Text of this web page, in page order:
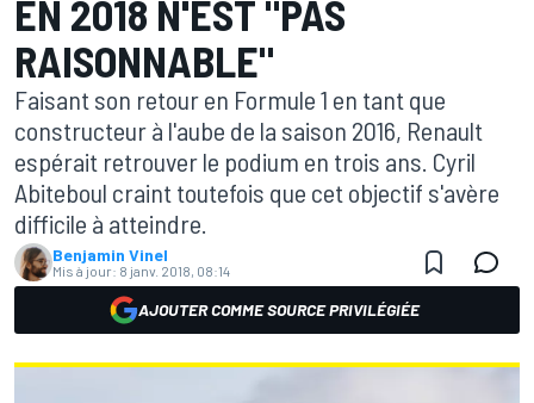
EN 2018 N'EST "PAS
RAISONNABLE"
Faisant son retour en Formule 1 en tant que
constructeur à l'aube de la saison 2016, Renault
espérait retrouver le podium en trois ans. Cyril
Abiteboul craint toutefois que cet objectif s'avère
difficile à atteindre.
Benjamin Vinel
Mis à jour: 8 janv. 2018, 08:14
AJOUTER COMME SOURCE PRIVILÉGIÉE